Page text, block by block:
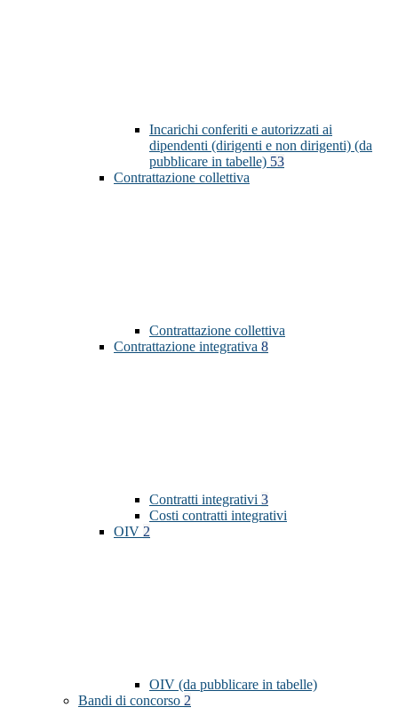
Incarichi conferiti e autorizzati ai
dipendenti (dirigenti e non dirigenti) (da
pubblicare in tabelle) 53
Contrattazione collettiva
Contrattazione collettiva
Contrattazione integrativa 8
Contratti integrativi 3
Costi contratti integrativi
OIV 2
OIV (da pubblicare in tabelle)
Bandi di concorso 2